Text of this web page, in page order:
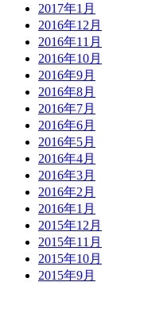
2017年1月
2016年12月
2016年11月
2016年10月
2016年9月
2016年8月
2016年7月
2016年6月
2016年5月
2016年4月
2016年3月
2016年2月
2016年1月
2015年12月
2015年11月
2015年10月
2015年9月